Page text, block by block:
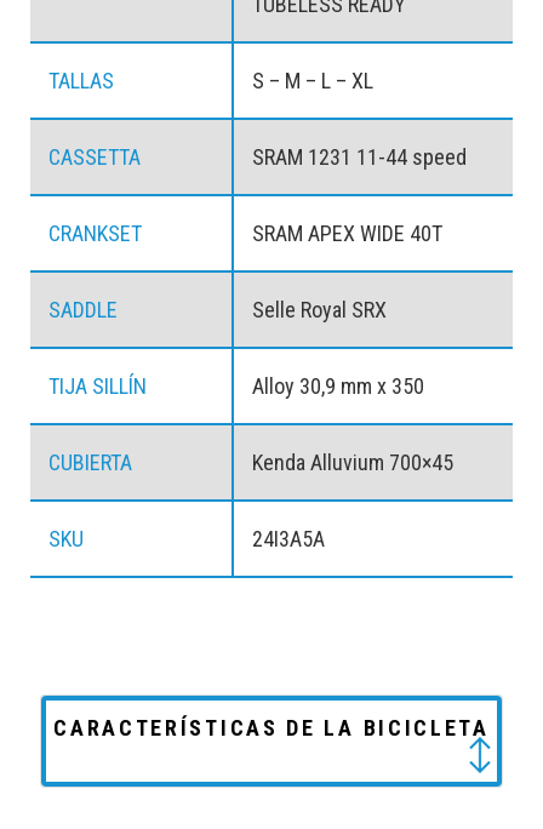
TALLAS S – M – L – XL
CASSETTA SRAM 1231 11-44 speed
CRANKSET SRAM APEX WIDE 40T
SADDLE Selle Royal SRX
TIJA SILLÍN Alloy 30,9 mm x 350
CUBIERTA Kenda Alluvium 700×45
SKU 24I3A5A
CARACTERÍSTICAS DE LA BICICLETA